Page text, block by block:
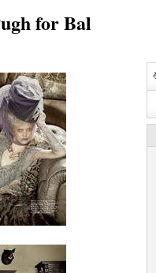
for Bal